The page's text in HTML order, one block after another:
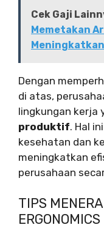
Cek Gaji
Memetakan
Dengan
di atas,
lingkungan kerja
produktif. Hal
kesehatan dan
meningkatkan
perusahaan
TIPS
ERGONOMICS